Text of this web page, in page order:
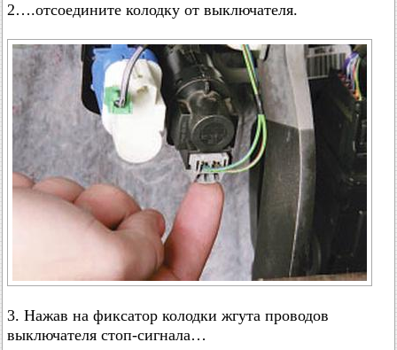
2….отсоедините колодку от выключателя.
3. Нажав на фиксатор колодки жгута проводов
выключателя стоп-сигнала…